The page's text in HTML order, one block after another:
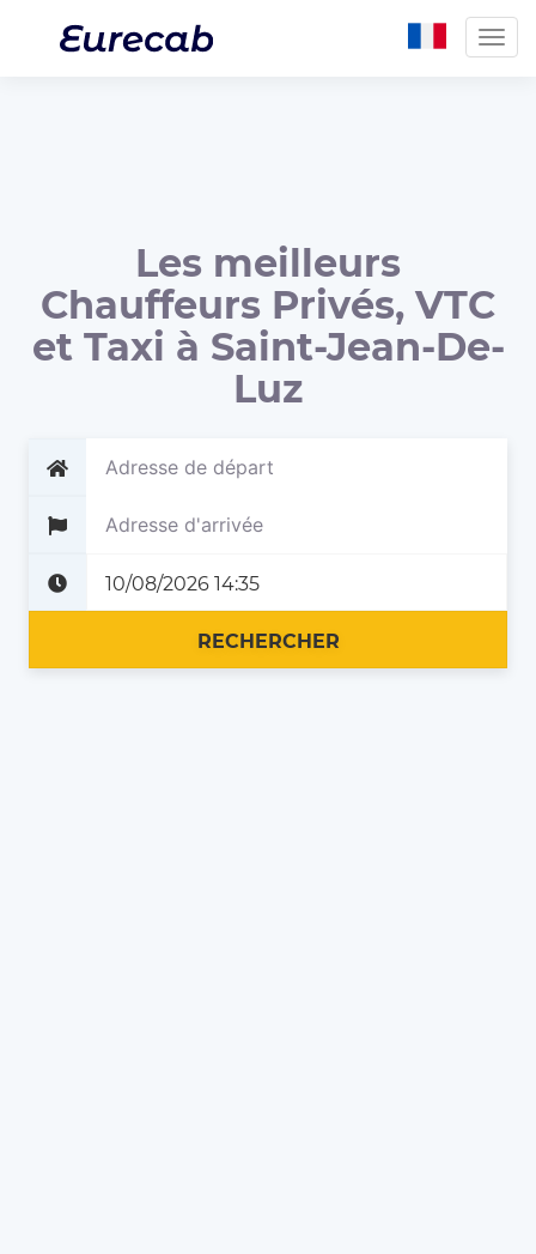
Les meilleurs
Chauffeurs Privés, VTC
et Taxi à Saint-Jean-De-
Luz
RECHERCHER